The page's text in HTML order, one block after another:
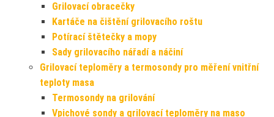
Grilovací obracečky
Kartáče na čištění grilovacího roštu
Potírací štětečky a mopy
Sady grilovacího nářadí a náčiní
Grilovací teploměry a termosondy pro měření vnitřní
teploty masa
Termosondy na grilování
Vpichové sondy a grilovací teploměry na maso